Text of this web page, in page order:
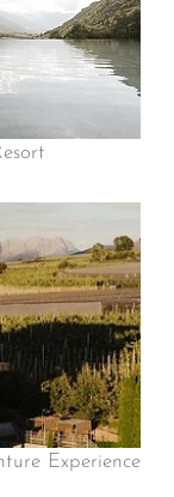
Experience